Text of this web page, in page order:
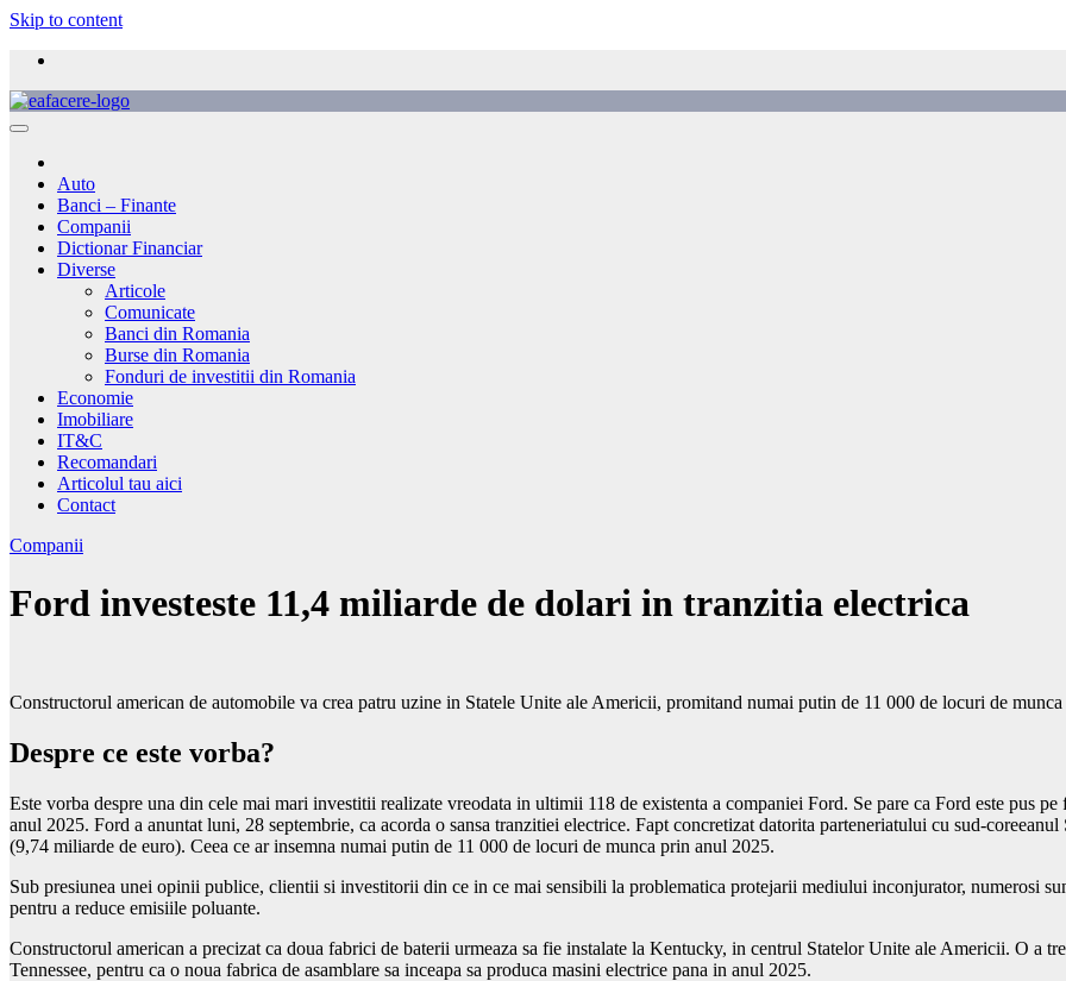
Skip to content
Auto
Banci – Finante
Companii
Dictionar Financiar
Diverse
Articole
Comunicate
Banci din Romania
Burse din Romania
Fonduri de investitii din Romania
Economie
Imobiliare
IT&C
Recomandari
Articolul tau aici
Contact
Companii
Ford investeste 11,4 miliarde de dolari in tranzitia electrica
Constructorul american de automobile va crea patru uzine in Statele Unite ale Americii, promitand numai putin de 11 000 de locuri de
Despre ce este vorba?
Este vorba despre una din cele mai mari investitii realizate vreodata in ultimii 118 de existenta a companiei Ford. Se pare ca Ford este pus
anul 2025. Ford a anuntat luni, 28 septembrie, ca acorda o sansa tranzitiei electrice. Fapt concretizat datorita parteneriatului cu sud-
(9,74 miliarde de euro). Ceea ce ar insemna numai putin de 11 000 de locuri de munca prin anul 2025.
Sub presiunea unei opinii publice, clientii si investitorii din ce in ce mai sensibili la problematica protejarii mediului inconjurator, numerosi
pentru a reduce emisiile poluante.
Constructorul american a precizat ca doua fabrici de baterii urmeaza sa fie instalate la Kentucky, in centrul Statelor Unite ale Americii. O a
Tennessee, pentru ca o noua fabrica de asamblare sa inceapa sa produca masini electrice pana in anul 2025.